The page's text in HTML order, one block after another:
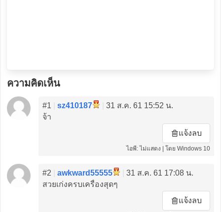
ความคิดเห็น
#1 sz410187
31 ส.ค. 61 15:52 น.
จ้า
แจ้งลบ
ไอพี: ไม่แสดง | โดย Windows 10
#2 awkward55555
31 ส.ค. 61 17:08 น.
สวยเก่งครบเครื่องสุดๆ
แจ้งลบ